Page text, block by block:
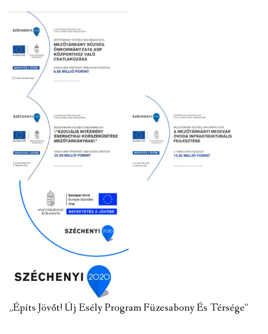
„Építs Jövőt! Új Esély Program Füzesabony És Térsége”